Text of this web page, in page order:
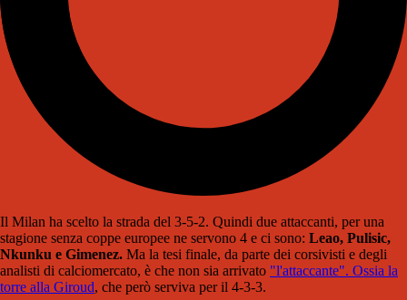
Il Milan ha scelto la strada del 3-5-2. Quindi due attaccanti, per una
stagione senza coppe europee ne servono 4 e ci sono: Leao, Pulisic,
Nkunku e Gimenez. Ma la tesi finale, da parte dei corsivisti e degli
analisti di calciomercato, è che non sia arrivato "l'attaccante". Ossia la
torre alla Giroud, che però serviva per il 4-3-3.